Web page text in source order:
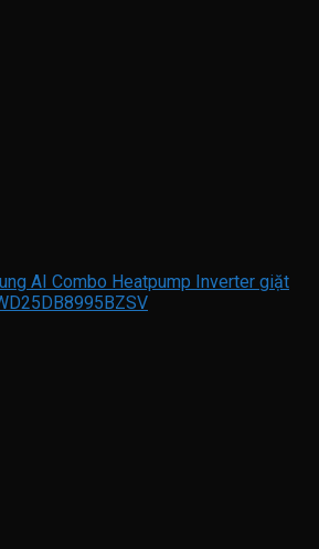
AI Combo Heatpump Inverter giặt